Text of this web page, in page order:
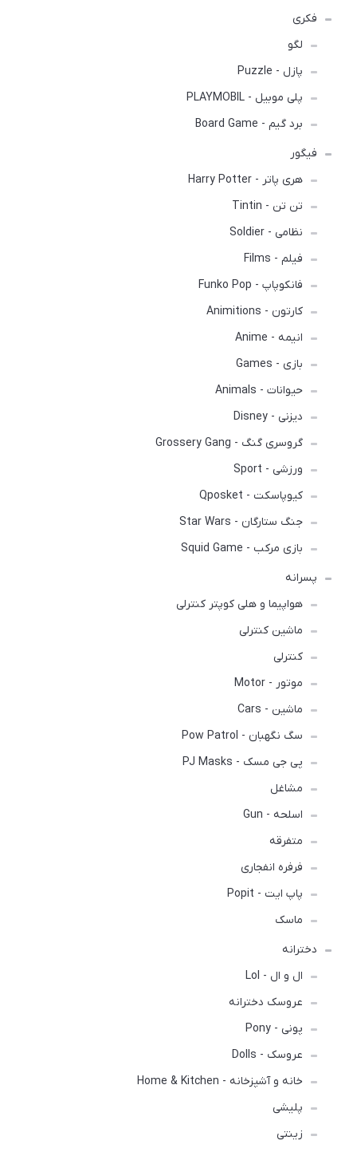
فکری
لگو
پازل - Puzzle
پلی موبیل - PLAYMOBIL
برد گیم - Board Game
فیگور
هری پاتر - Harry Potter
تن تن - Tintin
نظامی - Soldier
فیلم - Films
فانکوپاپ - Funko Pop
کارتون - Animitions
انیمه - Anime
بازی - Games
حیوانات - Animals
دیزنی - Disney
گروسری گنگ - Grossery Gang
ورزشی - Sport
کیوپاسکت - Qposket
جنگ ستارگان - Star Wars
بازی مرکب - Squid Game
پسرانه
هواپیما و هلی کوپتر کنترلی
ماشین کنترلی
کنترلی
موتور - Motor
ماشین - Cars
سگ نگهبان - Pow Patrol
پی جی مسک - PJ Masks
مشاغل
اسلحه - Gun
متفرقه
فرفره انفجاری
پاپ ایت - Popit
ماسک
دخترانه
ال و ال - Lol
عروسک دخترانه
پونی - Pony
عروسک - Dolls
خانه و آشپزخانه - Home & Kitchen
پلیشی
زینتی